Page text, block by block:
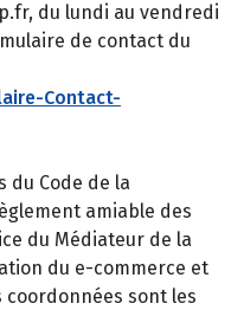
du lundi au vendredi
de contact du
Contact-
du Code de la
amiable des
du Médiateur de la
du e-commerce et
sont les